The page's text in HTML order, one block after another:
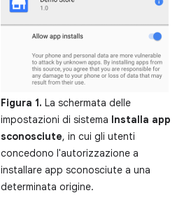
Figura 1. La schermata delle
impostazioni di sistema Installa app
sconosciute, in cui gli utenti
concedono l'autorizzazione a
installare app sconosciute a una
determinata origine.